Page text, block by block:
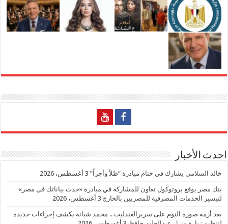
احدث الأخبار
خالد السلامي يشارك في ختام مبادرة “ظلاً وأجراً” 3 أغسطس، 2026
بنك مصر يوقع بروتوكول تعاون للمشاركة في مبادرة «حدث بياناتك في مصر»
لتيسير الخدمات المصرفية للمصريين بالخارج 3 أغسطس، 2026
بعد أزمة صورة النوم على سريرالعندليب .. محمد شبانة يكشف إجراءات جديدة